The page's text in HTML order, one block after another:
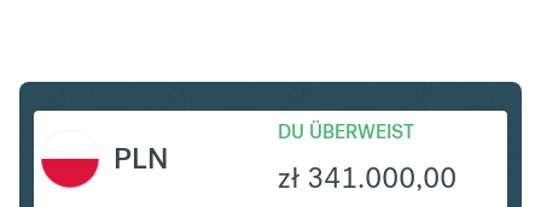
PLN
DU ÜBERWEIST
zł 341.000,00